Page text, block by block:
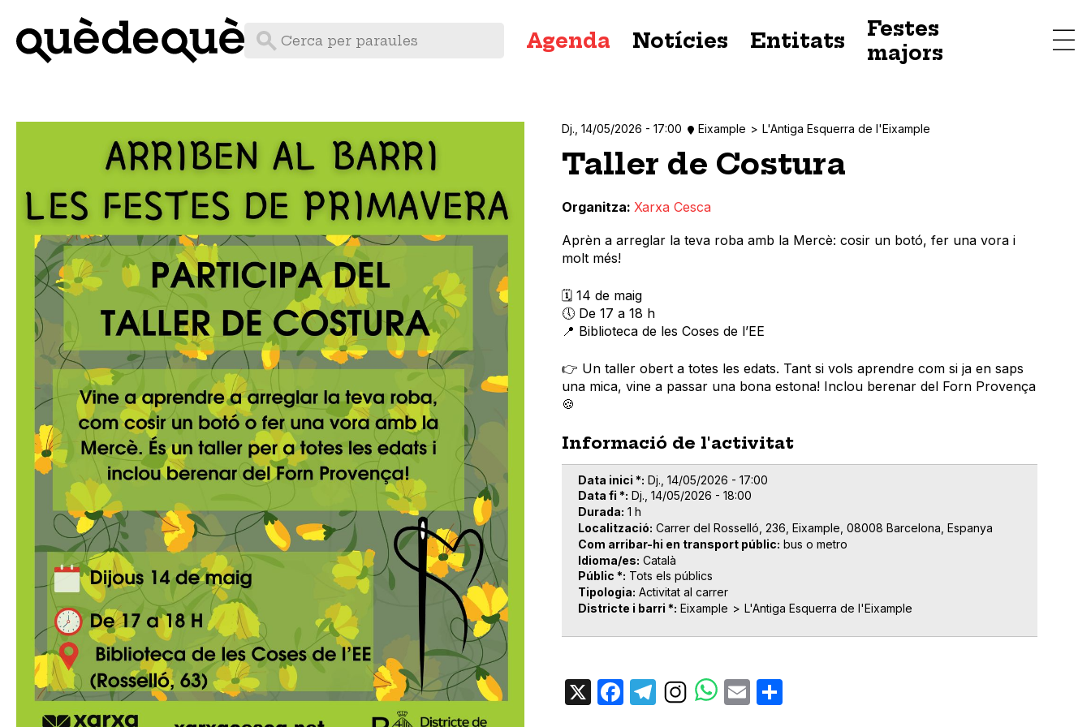
principal
Agenda Notícies Entitats
Festes
majors
Dj., 14/05/2026 - 17:00 Eixample L'Antiga Esquerra de l'Eixample
Taller de Costura
Organitza Xarxa Cesca
Aprèn a arreglar la teva roba amb la Mercè: cosir un botó, fer una vora i
molt més!
🗓️ 14 de maig
🕔 De 17 a 18 h
📍 Biblioteca de les Coses de l’EE
👉 Un taller obert a totes les edats. Tant si vols aprendre com si ja en saps
una mica, vine a passar una bona estona! Inclou berenar del Forn Provença
🍪
Informació de l'activitat
Data inici * Dj., 14/05/2026 - 17:00
Data fi * Dj., 14/05/2026 - 18:00
Durada 1 h
Localització Carrer del Rosselló, 236, Eixample, 08008 Barcelona, Espanya
Com arribar-hi en transport públic bus o metro
Idioma/es Català
Públic * Tots els públics
Tipologia Activitat al carrer
Districte i barri * Eixample L'Antiga Esquerra de l'Eixample
X Facebook
TelegramEmail